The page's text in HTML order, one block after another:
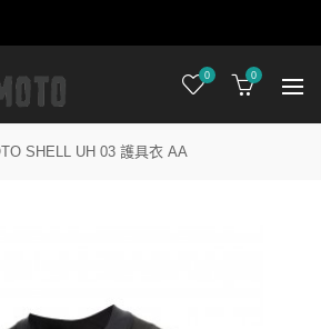
0 0
SHELL UH 03 護具衣 AA